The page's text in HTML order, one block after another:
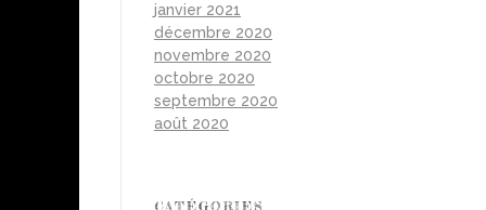
janvier 2021
décembre 2020
novembre 2020
octobre 2020
septembre 2020
août 2020
CATÉGORIES